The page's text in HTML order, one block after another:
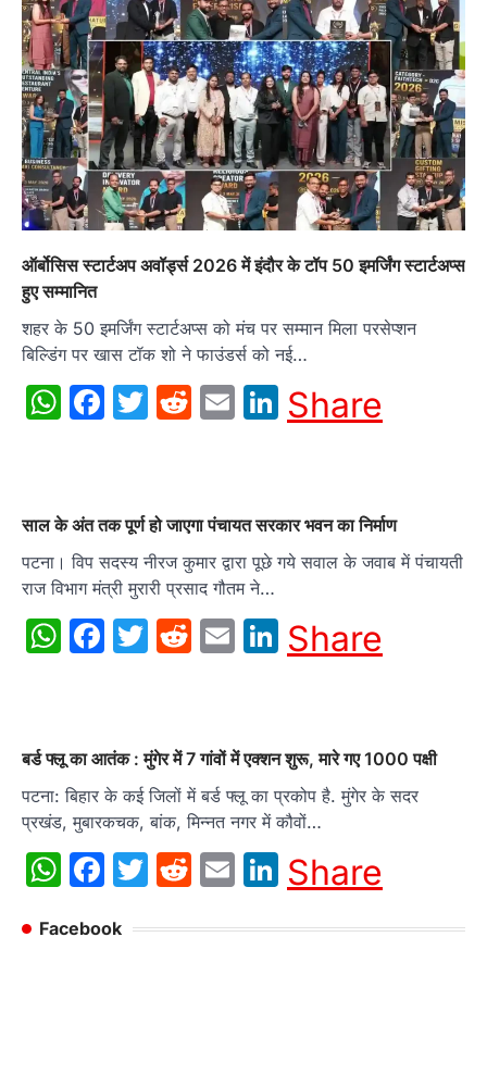
ऑर्बोसिस स्टार्टअप अवॉर्ड्स 2026 में इंदौर के टॉप 50 इमर्जिंग स्टार्टअप्स
हुए सम्मानित
शहर के 50 इमर्जिंग स्टार्टअप्स को मंच पर सम्मान मिला परसेप्शन
बिल्डिंग पर खास टॉक शो ने फाउंडर्स को नई…
WhatsApp
Facebook
Twitter
Reddit
EmailLinkedIn
Share
साल के अंत तक पूर्ण हो जाएगा पंचायत सरकार भवन का निर्माण
पटना। विप सदस्य नीरज कुमार द्वारा पूछे गये सवाल के जवाब में पंचायती
राज विभाग मंत्री मुरारी प्रसाद गौतम ने…
WhatsApp
Facebook
Twitter
Reddit
EmailLinkedIn
Share
बर्ड फ्लू का आतंक : मुंगेर में 7 गांवों में एक्शन शुरू, मारे गए 1000 पक्षी
पटना: बिहार के कई जिलों में बर्ड फ्लू का प्रकोप है. मुंगेर के सदर
प्रखंड, मुबारकचक, बांक, मिन्नत नगर में कौवों…
WhatsApp
Facebook
Twitter
Reddit
EmailLinkedIn
Share
Facebook